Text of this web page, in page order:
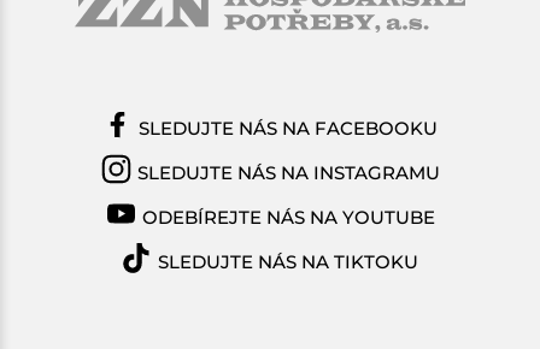
SLEDUJTE NÁS NA FACEBOOKU
SLEDUJTE NÁS NA INSTAGRAMU
ODEBÍREJTE NÁS NA YOUTUBE
SLEDUJTE NÁS NA TIKTOKU